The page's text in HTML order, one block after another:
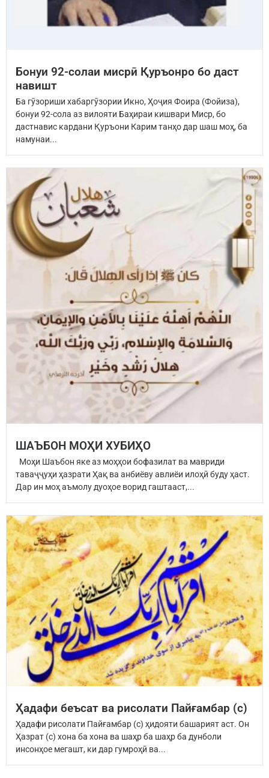
Бонуи 92-солаи мисрӣ Қуръонро бо даст
навишт
Ба гӯзориши хабаргӯзории Икно, Ҳоҷия Фоира (Фойиза),
бонуи 92-сола аз вилояти Баҳираи кишвари Миср, бо
дастнавис кардани Қуръони Карим танҳо дар шаш моҳ, ба
намунаи...
ШАЪБОН МОҲИ ХУБИҲО
Моҳи Шаъбон яке аз моҳҳои бофазилат ва мавриди
таваҷҷуҳи ҳазрати Ҳақ ва анбиёву авлиёи илоҳӣ буду ҳаст.
Дар ин моҳ аъмолу дуоҳое ворид гаштааст,...
Ҳадафи беъсат ва рисолати Пайғамбар (с)
Ҳадафи рисолати Пайғамбар (с) ҳидояти башарият аст. Он
Ҳазрат (с) хона ба хона ва шаҳр ба шаҳр ба дунболи
инсонҳое мегашт, ки дар гумроҳӣ ва...